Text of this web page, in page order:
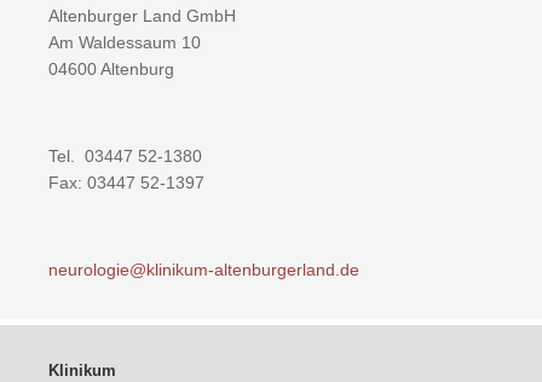
Altenburger Land GmbH
Am Waldessaum 10
04600 Altenburg
Tel. 03447 52-1380
Fax: 03447 52-1397
neurologie@klinikum-altenburgerland.de
Klinikum